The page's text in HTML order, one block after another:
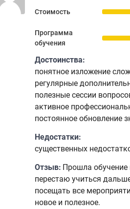
Стоимость
Программа
обучения
Достоинства:
понятное изложение
регулярные
полезные сессии
активное
постоянное обновление
Недостатки:
существенных
Отзыв: Прошла обучение
перестаю учиться
посещать все
новое и полезное.